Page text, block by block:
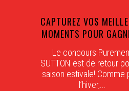
CAPTUREZ VOS
MOMENTS POUR
Le concours
SUTTON est de retour
saison estivale! Comme
l’hiver,...